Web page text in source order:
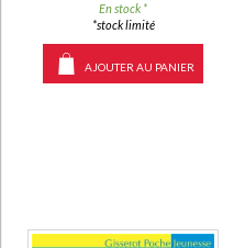
En stock *
*stock limité
AJOUTER AU PANIER